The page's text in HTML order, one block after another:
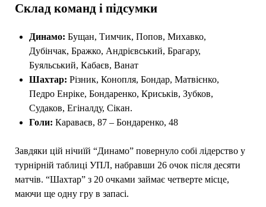
Склад команд і підсумки
Динамо: Бущан, Тимчик, Попов, Михавко,
Дубінчак, Бражко, Андрієвський, Брагару,
Буяльський, Кабаєв, Ванат
Шахтар: Різник, Конопля, Бондар, Матвієнко,
Педро Енріке, Бондаренко, Криськів, Зубков,
Судаков, Егіналду, Сікан.
Голи: Караваєв, 87 – Бондаренко, 48
Завдяки цій нічиїй “Динамо” повернуло собі лідерство у
турнірній таблиці УПЛ, набравши 26 очок після десяти
матчів. “Шахтар” з 20 очками займає четверте місце,
маючи ще одну гру в запасі.